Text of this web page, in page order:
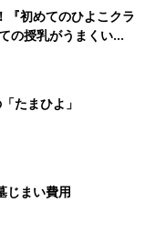
偏差×10＋50」と
点がめちゃくちゃ
出るという理屈に
つまりテストがめ
ちゃくちゃ難しい
ればよいのであろ
。
ュー！！ つっ
『初めてのひよこクラ
の授乳がうまくい
夏のトラブル 解決テ
たまひよ」
じまい費用